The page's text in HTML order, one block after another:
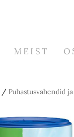
MEIST
/ Puhastusvahendid